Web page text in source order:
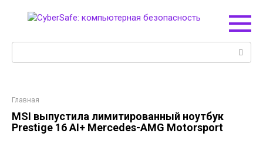
Главная
MSI выпустила лимитированный ноутбук
Prestige 16 AI+ Mercedes-AMG Motorsport